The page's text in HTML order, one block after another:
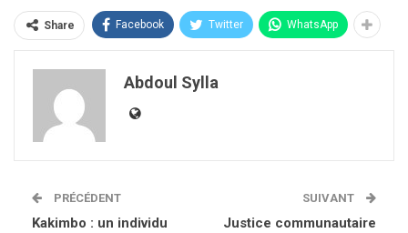
Share Facebook Twitter WhatsApp
Abdoul Sylla
PRÉCÉDENT
Kakimbo : un individu
SUIVANT
Justice communautaire